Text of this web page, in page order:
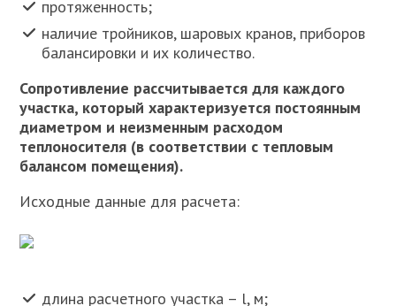
протяженность;
наличие тройников, шаровых кранов, приборов
балансировки и их количество.
Сопротивление рассчитывается для каждого
участка, который характеризуется постоянным
диаметром и неизменным расходом
теплоносителя (в соответствии с тепловым
балансом помещения).
Исходные данные для расчета:
длина расчетного участка – l, м;